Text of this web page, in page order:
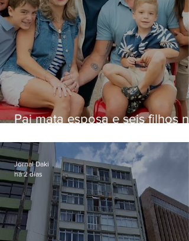
Pai mata esposa e seis filhos
Jornal Daki
há 2 dias